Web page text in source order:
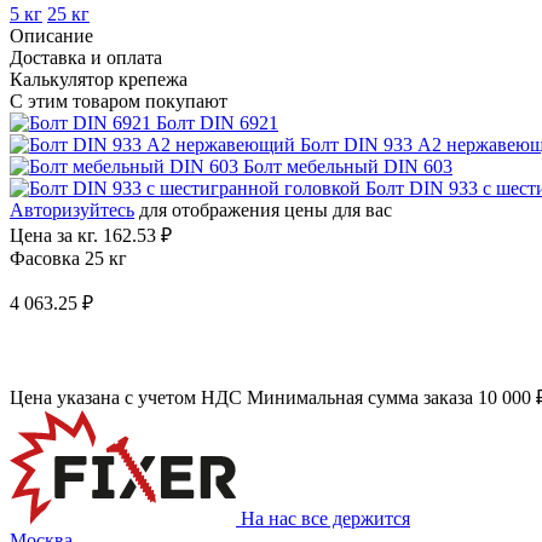
5 кг 25 кг
Описание
Доставка и оплата
Калькулятор крепежа
С этим товаром покупают
Болт DIN 6921
Болт DIN 933 A2
Болт мебельный DIN 603
Болт DIN 933 с
Авторизуйтесь для отображения цены для вас
Цена за кг. 162.53 ₽
Фасовка 25 кг
4 063.25 ₽
Цена указана с учетом НДС Минимальная сумма заказа 10 000
На нас все держится